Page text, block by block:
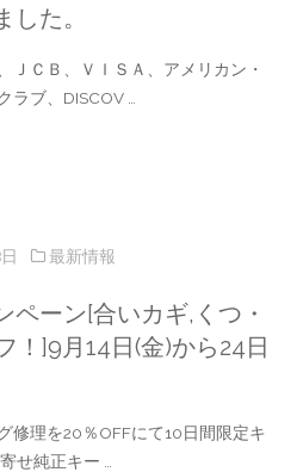
た。
ＪＣＢ、ＶＩＳＡ、アメリカン・
ラブ、DISCOV …
最新情報
ペーン[合いカギ,くつ・
！]9月14日(金)から24日
修理を20％OFFにて10日間限定キ
せ純正キー …